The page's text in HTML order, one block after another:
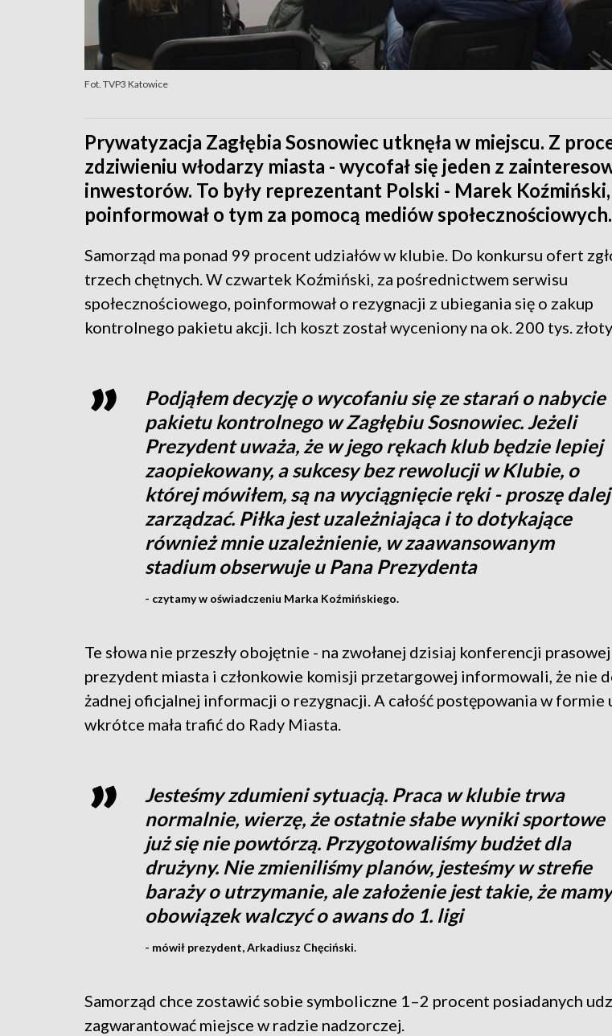
Fot. TVP3 Katowice
Prywatyzacja Zagłębia Sosnowiec utknęła w miejscu. Z
zdziwieniu włodarzy miasta - wycofał się jeden z
inwestorów. To były reprezentant Polski - Marek
poinformował o tym za pomocą mediów społecznościowych.
Samorząd ma ponad 99 procent udziałów w klubie. Do konkursu ofert
trzech chętnych. W czwartek Koźmiński, za pośrednictwem serwisu
społecznościowego, poinformował o rezygnacji z ubiegania się o zakup
kontrolnego pakietu akcji. Ich koszt został wyceniony na ok. 200 tys.
Podjąłem decyzję o wycofaniu się ze starań o nabycie
pakietu kontrolnego w Zagłębiu Sosnowiec. Jeżeli
Prezydent uważa, że w jego rękach klub będzie lepiej
zaopiekowany, a sukcesy bez rewolucji w Klubie, o
której mówiłem, są na wyciągnięcie ręki - proszę dalej
zarządzać. Piłka jest uzależniająca i to dotykające
również mnie uzależnienie, w zaawansowanym
stadium obserwuje u Pana Prezydenta
- czytamy w oświadczeniu Marka Koźmińskiego.
Te słowa nie przeszły obojętnie - na zwołanej dzisiaj konferencji prasowej
prezydent miasta i członkowie komisji przetargowej informowali, że nie
żadnej oficjalnej informacji o rezygnacji. A całość postępowania w formie
wkrótce mała trafić do Rady Miasta.
Jesteśmy zdumieni sytuacją. Praca w klubie trwa
normalnie, wierzę, że ostatnie słabe wyniki sportowe
już się nie powtórzą. Przygotowaliśmy budżet dla
drużyny. Nie zmieniliśmy planów, jesteśmy w strefie
baraży o utrzymanie, ale założenie jest takie, że mamy
obowiązek walczyć o awans do 1. ligi
- mówił prezydent, Arkadiusz Chęciński.
Samorząd chce zostawić sobie symboliczne 1–2 procent posiadanych
zagwarantować miejsce w radzie nadzorczej.